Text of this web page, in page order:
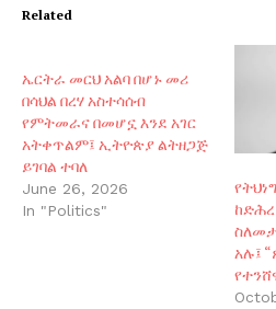
Related
ኤርትራ መርህ አልባ በሆኑ መሪ
በሳህል በረሃ አስተሳሰብ
የምትመራና በመሆኗ እንደ አገር
አትቀጥልም፤ ኢትዮጵያ ልትዘጋጅ
ይገባል ተባለ
June 26, 2026
In "Politics"
አሉ፤